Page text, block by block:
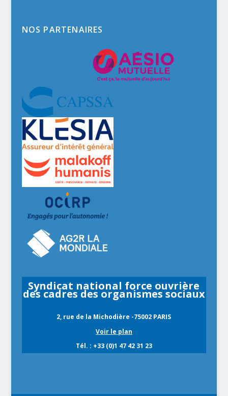
NOS PARTENAIRES
Syndicat national force ouvrière
des cadres des organismes sociaux
2, rue de la Michodière -75002 PARIS
Voir le plan
Tél. : +33 (0)1 47 42 31 23